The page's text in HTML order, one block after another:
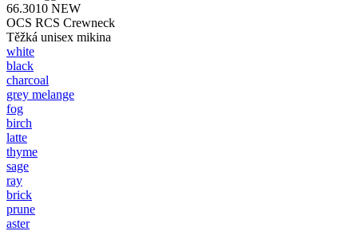
66.3010 NEW
OCS RCS Crewneck
Těžká unisex mikina
white
black
charcoal
grey melange
fog
birch
latte
thyme
sage
ray
brick
prune
aster